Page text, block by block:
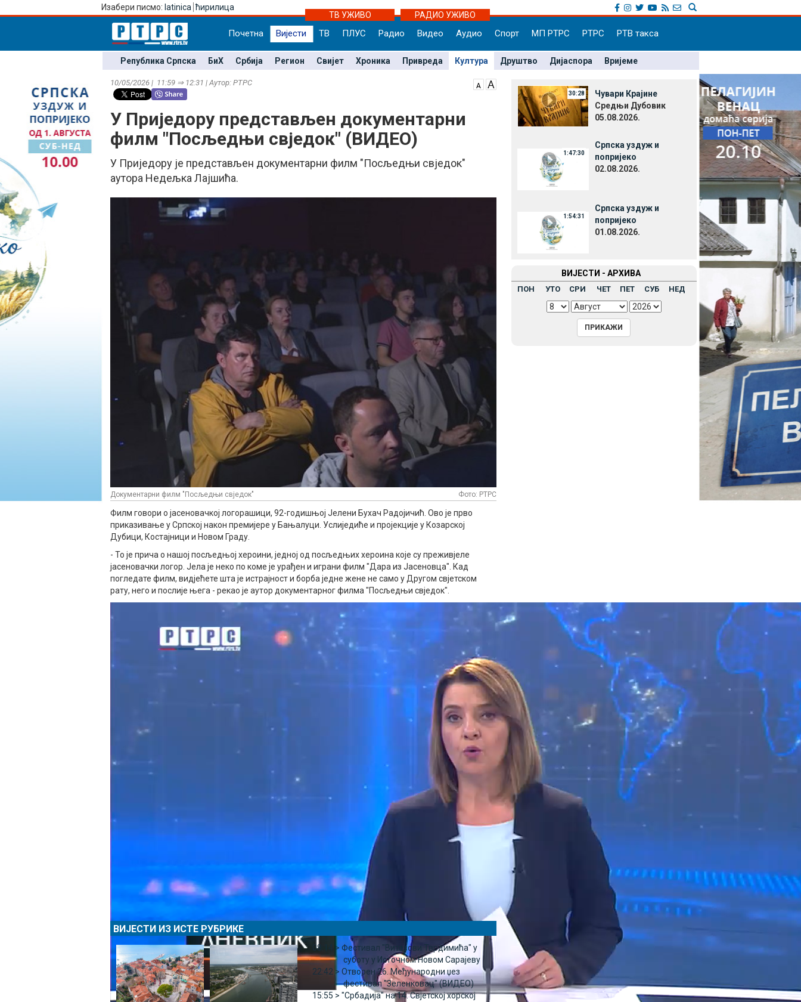
Изабери писмо: latinica ћирилица
ТВ УЖИВО
РАДИО УЖИВО
Почетна Вијести ТВ ПЛУС Радио Видео Аудио Спорт МП РТРС РТРС РТВ такса
Република Српска БиХ Србија Регион Свијет Хроника Привреда Култура Друштво Дијаспора Вријеме
10/05/2026 | 11:59 ⇒ 12:31 | Аутор: РТРС
У Приједору представљен документарни
филм "Посљедњи свједок" (ВИДЕО)
У Приједору је представљен документарни филм "Посљедњи свједок"
аутора Недељка Лајшића.
Документарни филм "Посљедњи свједок" Фото: РТРС
Филм говори о јасеновачкој логорашици, 92-годишњој Јелени Бухач Радојичић. Ово је прво
приказивање у Српској након премијере у Бањалуци. Услиједиће и пројекције у Козарској
Дубици, Костајници и Новом Граду.
- То је прича о нашој посљедњој хероини, једној од посљедњих хероина које су преживјеле
јасеновачки логор. Јела је неко по коме је урађен и играни филм "Дара из Јасеновца". Кад
погледате филм, видјећете шта је истрајност и борба једне жене не само у Другом свјетском
рату, него и послије њега - рекао је аутор документарног филма "Посљедњи свједок".
ВИЈЕСТИ ИЗ ИСТЕ РУБРИКЕ
08:14 > Фестивал "Витезови Тврдимића" у
суботу у Источном Новом Сарајеву
22:42 > Отворен 26. Међународни џез
фестивал "Зеленковац" (ВИДЕО)
15:55 > "Србадија" на 14. Свјетској хорској
30:28
Чувари Крајине
Средњи Дубовик
05.08.2026.
1:47:30
Српска уздуж и
попријеко
02.08.2026.
1:54:31
Српска уздуж и
попријеко
01.08.2026.
ВИЈЕСТИ - АРХИВА
ПОН УТО СРИ ЧЕТ ПЕТ СУБ НЕД